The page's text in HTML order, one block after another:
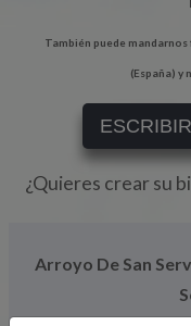
También puede
(España) y
¿Quieres crear su
Arroyo De San